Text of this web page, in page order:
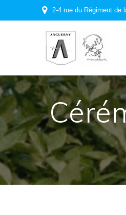
2-4 rue du Régiment de